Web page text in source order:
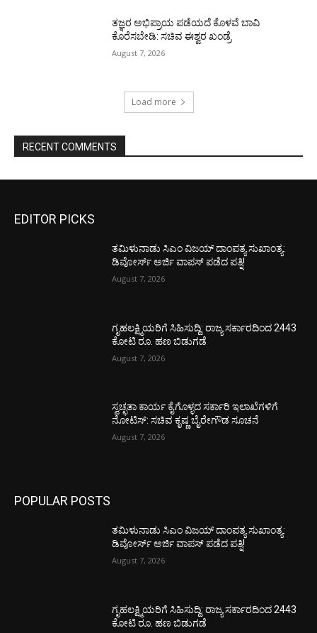
ತಜ್ಞರ ಅಭಿಪ್ರಾಯ ಪಡೆಯದೆ ಕೊಳವೆ ಬಾವಿ
ಕೊರೆಸಬೇಡಿ: ಸಚಿವ ಈಶ್ವರ ಖಂಡ್ರೆ
August 7, 2026
Load more
RECENT COMMENTS
EDITOR PICKS
ತಮಿಳುನಾಡು ಸಿಎಂ ವಿಜಯ್‌ ದಾಂಪತ್ಯ ಸುಖಾಂತ್ಯ:
ಡಿವೋರ್ಸ್‌ ಅರ್ಜಿ ವಾಪಸ್‌ ಪಡೆದ ಪತ್ನಿ!
August 7, 2026
ಗೃಹಲಕ್ಷ್ಮಿಯರಿಗೆ ಸಿಹಿಸುದ್ದಿ: ರಾಜ್ಯ ಸರ್ಕಾರದಿಂದ 2443
ಕೋಟಿ ರೂ. ಹಣ ಬಿಡುಗಡೆ
August 7, 2026
ಸ್ವಚ್ಛತಾ ಕಾರ್ಯ ಕೈಗೊಳ್ಳದ ಸರ್ಕಾರಿ ಇಲಾಖೆಗಳಿಗೆ
ನೋಟಿಸ್: ಸಚಿವ ಕೃಷ್ಣ ಬೈರೇಗೌಡ ಸೂಚನೆ
August 7, 2026
POPULAR POSTS
ತಮಿಳುನಾಡು ಸಿಎಂ ವಿಜಯ್‌ ದಾಂಪತ್ಯ ಸುಖಾಂತ್ಯ:
ಡಿವೋರ್ಸ್‌ ಅರ್ಜಿ ವಾಪಸ್‌ ಪಡೆದ ಪತ್ನಿ!
August 7, 2026
ಗೃಹಲಕ್ಷ್ಮಿಯರಿಗೆ ಸಿಹಿಸುದ್ದಿ: ರಾಜ್ಯ ಸರ್ಕಾರದಿಂದ 2443
ಕೋಟಿ ರೂ. ಹಣ ಬಿಡುಗಡೆ